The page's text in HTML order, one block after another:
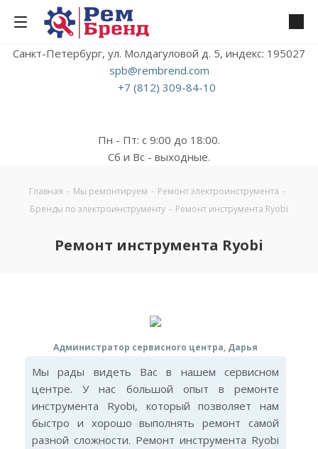
Санкт-Петербург, ул. Молдагуловой д. 5, индекс: 195027
spb@rembrend.com
+7 (812) 309-84-10
Пн - Пт: с 9:00 до 18:00.
Сб и Вс - выходные.
Главная - Мы ремонтируем - Ремонт электроинструмента -
Бренды по электроинструменту - Ремонт инструмента Ryobi
Ремонт инструмента Ryobi
Администратор сервисного центра, Дарья
Мы рады видеть Вас в нашем сервисном
центре. У нас большой опыт в ремонте
инструмента Ryobi, который позволяет нам
быстро и хорошо выполнять ремонт самой
разной сложности. Ремонт инструмента Ryobi